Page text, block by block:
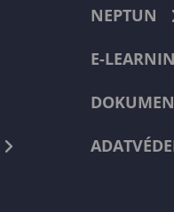
NEPTUN
E-